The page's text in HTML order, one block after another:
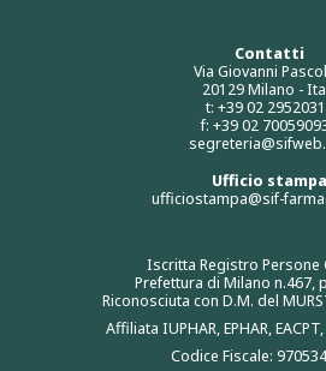
Contatti
Via Giovanni
20129 Milano -
t: +39 02
f: +39 02
Ufficio stampa
ufficiostampa@sif-
Iscritta Registro Persone
Prefettura di Milano n.467,
Riconosciuta con D.M. del
Affiliata IUPHAR, EPHAR,
Codice Fiscale: